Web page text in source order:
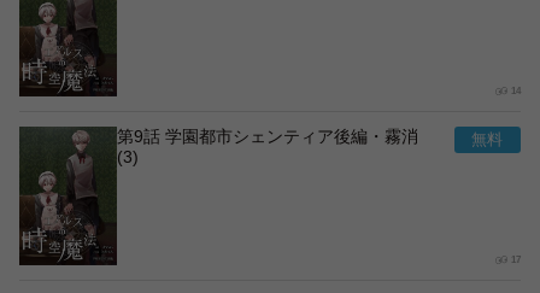
14
第9話 学園都市シェンティア後編・霧消
(3)
17